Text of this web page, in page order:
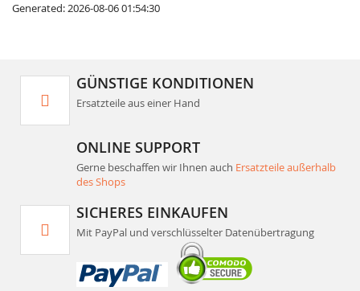
Generated: 2026-08-06 01:54:30
GÜNSTIGE KONDITIONEN
Ersatzteile aus einer Hand
ONLINE SUPPORT
Gerne beschaffen wir Ihnen auch Ersatzteile außerhalb
des Shops
SICHERES EINKAUFEN
Mit PayPal und verschlüsselter Datenübertragung